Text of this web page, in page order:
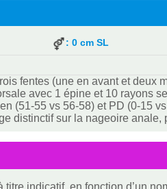
: 0 cm SL
fentes (une en avant et deux
avec 1 épine et 10 rayons
(51-55 vs 56-58) et PD (0-15
distinctif sur la nageoire
titre indicatif, en fonction d’un